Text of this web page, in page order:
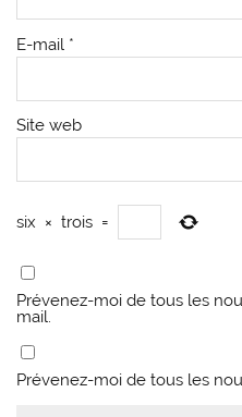
E-mail *
Site web
six × trois =
Prévenez-moi de tous les
mail.
Prévenez-moi de tous les